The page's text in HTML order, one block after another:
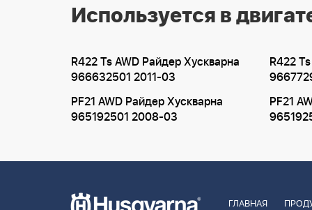
Используется в
R422 Ts AWD Райдер Хускварна
966632501 2011-03
R422
PF21 AWD Райдер Хускварна
965192501 2008-03
PF21
ГЛАВНАЯ